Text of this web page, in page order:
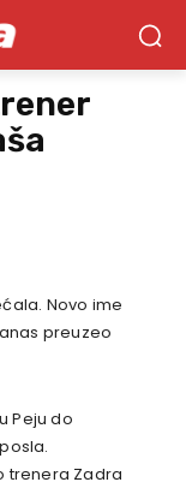
Novo ime
preuzeo
Peju do
trenera Zadra